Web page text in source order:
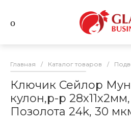
Главная / Каталог товаров /
Ключик Сейлор
кулон,р-р
Позолота 24k, 30